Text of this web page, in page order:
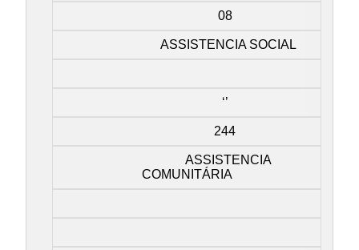
08
ASSISTENCIA SOCIAL
‘’
244
ASSISTENCIA
COMUNITÁRIA